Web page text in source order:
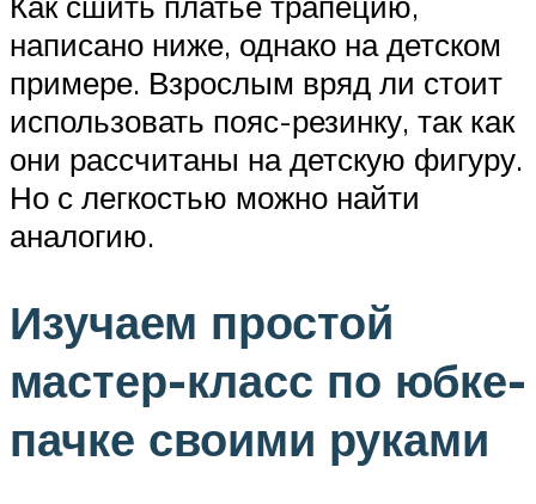
написано ниже, однако на детском
примере. Взрослым вряд ли стоит
использовать пояс-резинку, так как
они рассчитаны на детскую фигуру.
Но с легкостью можно найти
аналогию.
Изучаем простой
мастер-класс по юбке-
пачке своими руками